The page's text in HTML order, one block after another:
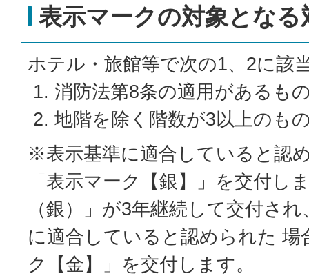
表示マークの対象となる
ホテル・旅館等で次の1、2に該
1. 消防法第8条の適用があるも
2. 地階を除く階数が3以上のも
※表示基準に適合していると認
「表示マーク【銀】」を交付し
（銀）」が3年継続して交付さ
に適合していると認められた 場
ク【金】」を交付します。